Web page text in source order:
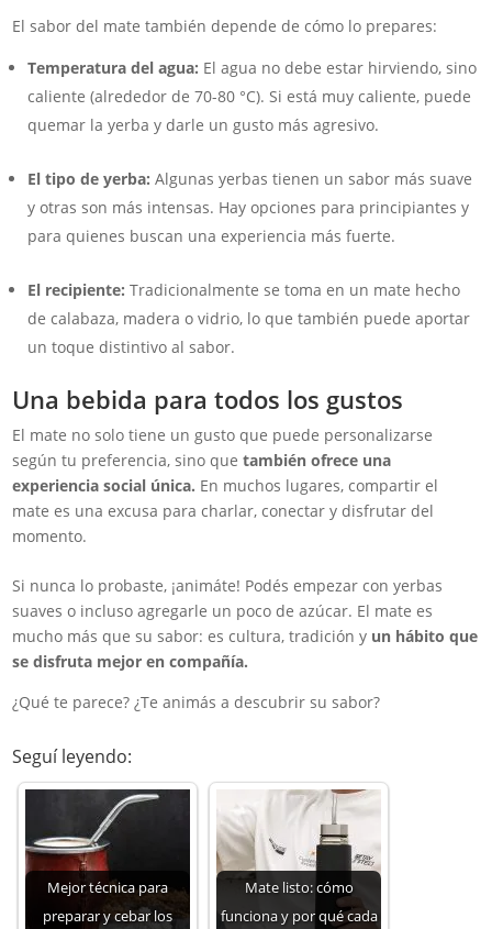
El sabor del mate también depende de cómo lo prepares:
Temperatura del agua: El agua no debe estar hirviendo, sino
caliente (alrededor de 70-80 °C). Si está muy caliente, puede
quemar la yerba y darle un gusto más agresivo.
El tipo de yerba: Algunas yerbas tienen un sabor más suave
y otras son más intensas. Hay opciones para principiantes y
para quienes buscan una experiencia más fuerte.
El recipiente: Tradicionalmente se toma en un mate hecho
de calabaza, madera o vidrio, lo que también puede aportar
un toque distintivo al sabor.
Una bebida para todos los gustos
El mate no solo tiene un gusto que puede personalizarse
según tu preferencia, sino quetambién ofrece una
experiencia social única. En muchos lugares, compartir el
mate es una excusa para charlar, conectar y disfrutar del
momento.
Si nunca lo probaste, ¡animáte! Podés empezar con yerbas
suaves o incluso agregarle un poco de azúcar. El mate es
mucho más que su sabor: es cultura, tradición y un hábito que
se disfruta mejor en compañía.
¿Qué te parece? ¿Te animás a descubrir su sabor?
Seguí leyendo:
Mejor técnica para
preparar y cebar los
Mate listo: cómo
funciona y por qué cada